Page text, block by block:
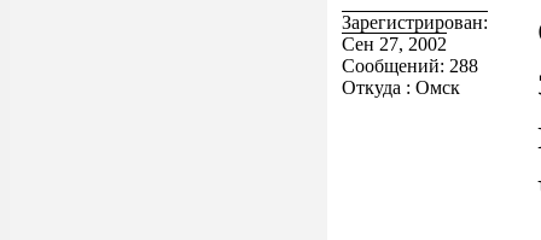
Зарегистрирован:
Сен 27, 2002
Сообщений: 288
Откуда : Омск